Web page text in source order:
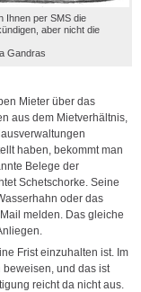
Ihnen per SMS die
aber nicht die
Gandras
Mieter über das
aus dem Mietverhältnis,
haben, bekommt man
Belege der
Schetschorke. Seine
oder das
melden. Das gleiche
Frist einzuhalten ist. Im
und das ist
reicht da nicht aus.